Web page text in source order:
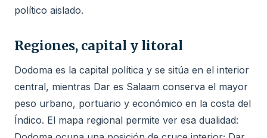
político aislado.
Regiones, capital y litoral
Dodoma es la capital política y se sitúa en el interior
central, mientras Dar es Salaam conserva el mayor
peso urbano, portuario y económico en la costa del
Índico. El mapa regional permite ver esa dualidad: